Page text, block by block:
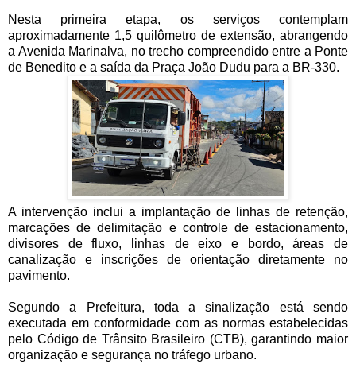
Nesta primeira etapa, os serviços contemplam
aproximadamente 1,5 quilômetro de extensão, abrangendo
a Avenida Marinalva, no trecho compreendido entre a Ponte
de Benedito e a saída da Praça João Dudu para a BR-330.
A intervenção inclui a implantação de linhas de retenção,
marcações de delimitação e controle de estacionamento,
divisores de fluxo, linhas de eixo e bordo, áreas de
canalização e inscrições de orientação diretamente no
pavimento.
Segundo a Prefeitura, toda a sinalização está sendo
executada em conformidade com as normas estabelecidas
pelo Código de Trânsito Brasileiro (CTB), garantindo maior
organização e segurança no tráfego urbano.